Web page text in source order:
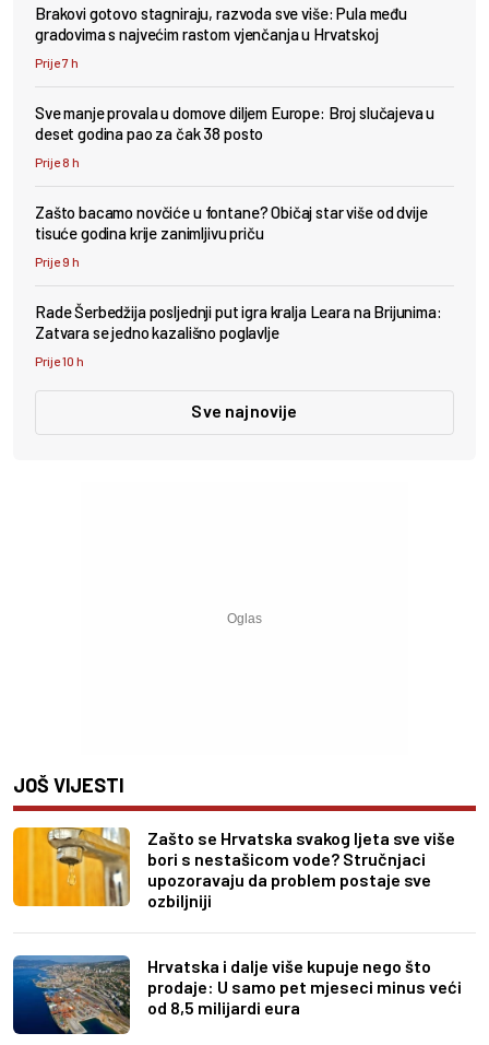
Brakovi gotovo stagniraju, razvoda sve više: Pula među
gradovima s najvećim rastom vjenčanja u Hrvatskoj
Prije 7 h
Sve manje provala u domove diljem Europe: Broj slučajeva u
deset godina pao za čak 38 posto
Prije 8 h
Zašto bacamo novčiće u fontane? Običaj star više od dvije
tisuće godina krije zanimljivu priču
Prije 9 h
Rade Šerbedžija posljednji put igra kralja Leara na Brijunima:
Zatvara se jedno kazališno poglavlje
Prije 10 h
Sve najnovije
JOŠ VIJESTI
Zašto se Hrvatska svakog ljeta sve više
bori s nestašicom vode? Stručnjaci
upozoravaju da problem postaje sve
ozbiljniji
Hrvatska i dalje više kupuje nego što
prodaje: U samo pet mjeseci minus veći
od 8,5 milijardi eura